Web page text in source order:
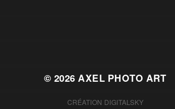
© 2026AXEL PHOTO ART
CRÉATION DIGITALSKY